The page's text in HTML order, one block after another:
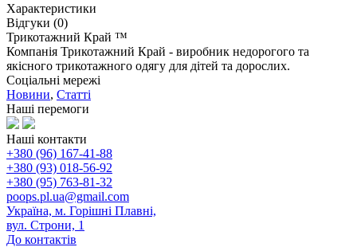
Характеристики
Відгуки (0)
Трикотажний Край ™
Компанія Трикотажний Край - виробник недорогого та
якісного трикотажного одягу для дітей та дорослих.
Соціальні мережі
Новини, Статті
Наші перемоги
Наші контакти
+380 (96) 167-41-88
+380 (93) 018-56-92
+380 (95) 763-81-32
poops.pl.ua@gmail.com
Україна, м. Горішні Плавні,
вул. Строни, 1
До контактів